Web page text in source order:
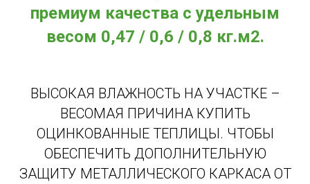
премиум качества с удельным
весом 0,47 / 0,6 / 0,8 кг.м2.
ВЫСОКАЯ ВЛАЖНОСТЬ НА УЧАСТКЕ –
ВЕСОМАЯ ПРИЧИНА КУПИТЬ
ОЦИНКОВАННЫЕ ТЕПЛИЦЫ. ЧТОБЫ
ОБЕСПЕЧИТЬ ДОПОЛНИТЕЛЬНУЮ
ЗАЩИТУ МЕТАЛЛИЧЕСКОГО КАРКАСА ОТ